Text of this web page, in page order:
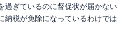
過ぎているのに督促状が届かない
納税が免除になっているわけでは